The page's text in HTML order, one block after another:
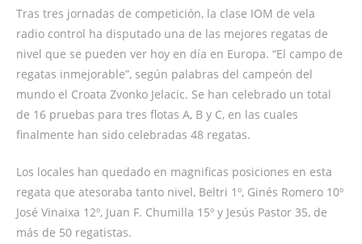
Tras tres jornadas de competición, la clase IOM de vela
radio control ha disputado una de las mejores regatas de
nivel que se pueden ver hoy en día en Europa. “El campo de
regatas inmejorable”, según palabras del campeón del
mundo el Croata Zvonko Jelacic. Se han celebrado un total
de 16 pruebas para tres flotas A, B y C, en las cuales
finalmente han sido celebradas 48 regatas.
Los locales han quedado en magnificas posiciones en esta
regata que atesoraba tanto nivel, Beltri 1º, Ginés Romero 10º
José Vinaixa 12º, Juan F. Chumilla 15º y Jesús Pastor 35, de
más de 50 regatistas.